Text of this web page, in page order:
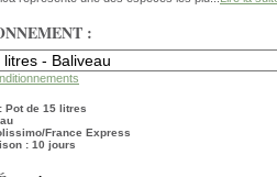
:
Pot de 15 litres
France Express
: 10 jours